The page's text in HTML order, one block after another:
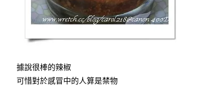
據說很棒的辣椒
可惜對於感冒中的人算是禁物